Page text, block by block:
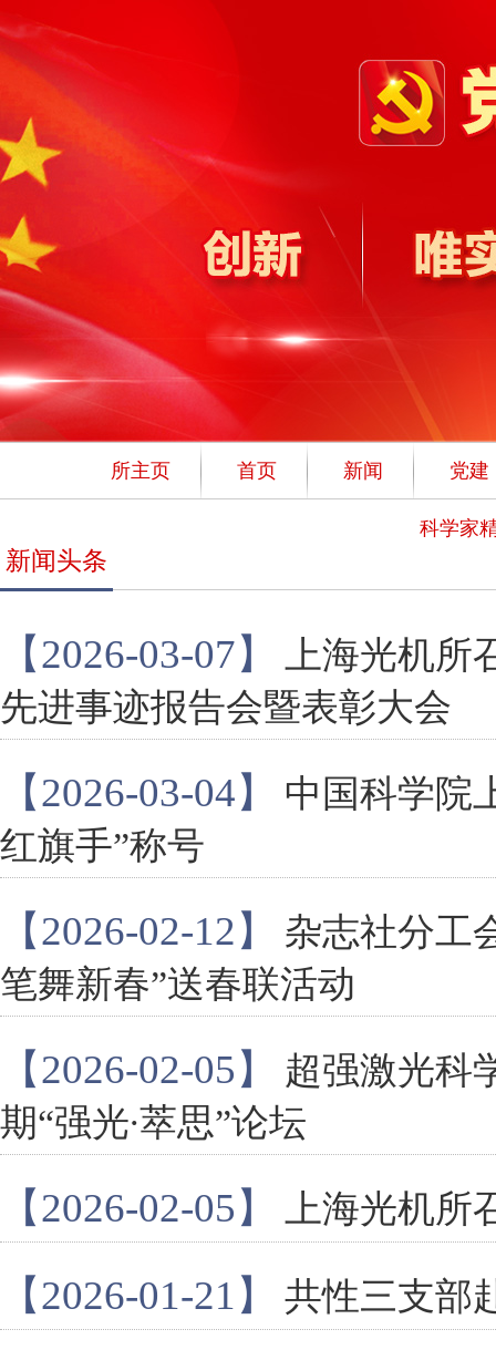
所主页 首页 新闻 党建
科学家
新闻头条
【2026-03-07】
上海光机所
先进事迹报告会暨表彰大会
【2026-03-04】
中国科学院
红旗手”称号
【2026-02-12】
杂志社分工
笔舞新春”送春联活动
【2026-02-05】
超强激光科
期“强光∙萃思”论坛
【2026-02-05】 上海光机
【2026-01-21】 共性三支部